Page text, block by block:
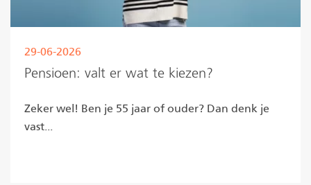
Pensioen: valt er wat te kiezen?
29-06-2026
Zeker wel! Ben je 55 jaar of ouder? Dan denk je
vast...